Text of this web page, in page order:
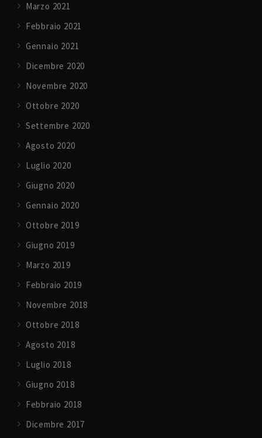
Marzo 2021
Febbraio 2021
Gennaio 2021
Dicembre 2020
Novembre 2020
Ottobre 2020
Settembre 2020
Agosto 2020
Luglio 2020
Giugno 2020
Gennaio 2020
Ottobre 2019
Giugno 2019
Marzo 2019
Febbraio 2019
Novembre 2018
Ottobre 2018
Agosto 2018
Luglio 2018
Giugno 2018
Febbraio 2018
Dicembre 2017